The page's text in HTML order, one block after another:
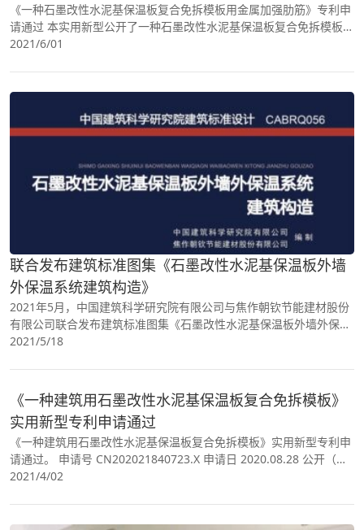
《一种石墨改性水泥基保温板复合免拆模板用金属加强肋筋》专利申
请通过 本实用新型公开了一种石墨改性水泥基保温板复合免拆模板用
金属加强肋筋，包括底板，所述底板的左右两端
2021/6/01
联合发布建筑标准图集《石墨改性水泥基保温板外墙
外保温系统建筑构造》
2021年5月，中国建筑科学研究院有限公司与焦作朝钦节能建材股份
有限公司联合发布建筑标准图集《石墨改性水泥基保温板外墙外保温
系统建筑构造》。
2021/5/18
《一种建筑用石墨改性水泥基保温板复合免拆模板》
实用新型专利申请通过
《一种建筑用石墨改性水泥基保温板复合免拆模板》实用新型专利申
请通过。 申请号 CN202021840723.X 申请日 2020.08.28 公开（公
告）号 CN212773005U 公开（公告）日 2021.03.23 IPC分类号
2021/4/02